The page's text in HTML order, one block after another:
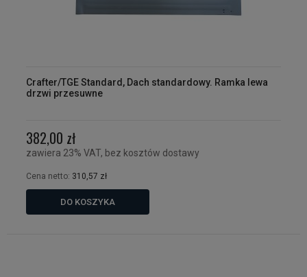
Crafter/TGE Standard, Dach standardowy. Ramka lewa
drzwi przesuwne
382,00 zł
zawiera 23% VAT, bez kosztów dostawy
Cena netto: 310,57 zł
DO KOSZYKA